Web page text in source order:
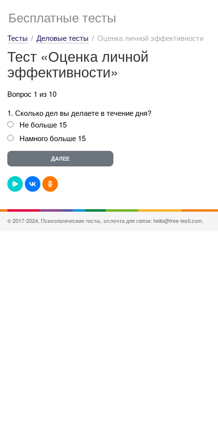
Бесплатные тесты
Тесты Деловые тесты Оценка личной эффективности
Тест «Оценка личной
эффективности»
Вопрос 1 из 10
1. Сколько дел вы делаете в течение дня?
Не больше 15
Намного больше 15
© 2017-2024, Психологические тесты, эл.почта для связи: hello@free-testi.com.